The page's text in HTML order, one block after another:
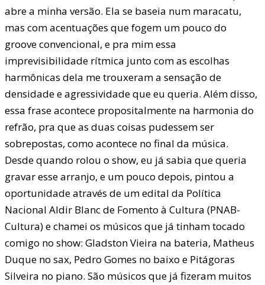
abre a minha versão. Ela se baseia num maracatu,
mas com acentuações que fogem um pouco do
groove convencional, e pra mim essa
imprevisibilidade rítmica junto com as escolhas
harmônicas dela me trouxeram a sensação de
densidade e agressividade que eu queria. Além disso,
essa frase acontece propositalmente na harmonia do
refrão, pra que as duas coisas pudessem ser
sobrepostas, como acontece no final da música.
Desde quando rolou o show, eu já sabia que queria
gravar esse arranjo, e um pouco depois, pintou a
oportunidade através de um edital da Política
Nacional Aldir Blanc de Fomento à Cultura (PNAB-
Cultura) e chamei os músicos que já tinham tocado
comigo no show: Gladston Vieira na bateria, Matheus
Duque no sax, Pedro Gomes no baixo e Pitágoras
Silveira no piano. São músicos que já fizeram muitos